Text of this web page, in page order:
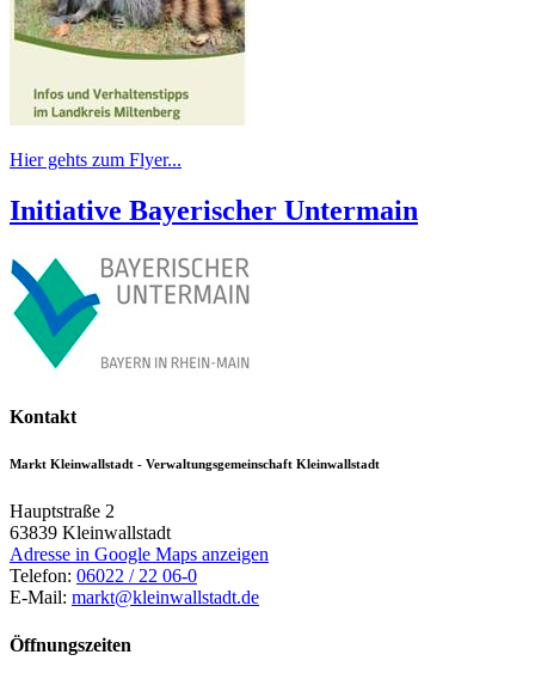
Hier gehts zum Flyer...
Initiative Bayerischer Untermain
Kontakt
Markt Kleinwallstadt - Verwaltungsgemeinschaft Kleinwallstadt
Hauptstraße 2
63839 Kleinwallstadt
Adresse in Google Maps anzeigen
Telefon: 06022 / 22 06-0
E-Mail: markt@kleinwallstadt.de
Öffnungszeiten